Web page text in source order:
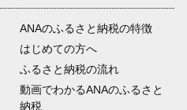
ANAのふるさと納税の特徴
はじめての方へ
ふるさと納税の流れ
動画でわかるANAのふるさと
納税